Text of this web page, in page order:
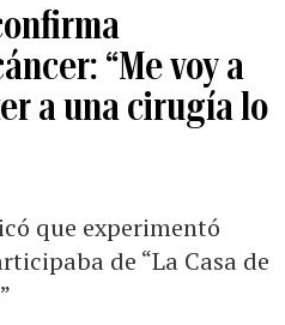
“Me voy a
a una cirugía lo
que experimentó
de “La Casa de